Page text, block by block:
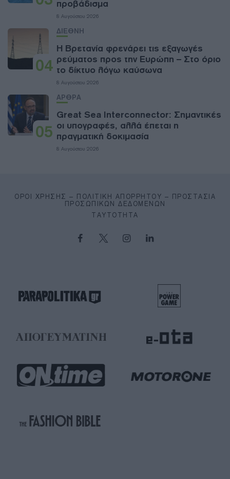
προβάδισμα
8 Αυγούστου 2026
04
ΔΙΕΘΝΗ
Η Βρετανία φρενάρει τις εξαγωγές
ρεύματος προς την Ευρώπη – Στο όριο
το δίκτυο λόγω καύσωνα
8 Αυγούστου 2026
05
ΑΡΘΡΑ
Great Sea Interconnector: Σημαντικές
οι υπογραφές, αλλά έπεται η
πραγματική δοκιμασία
8 Αυγούστου 2026
ΌΡΟΙ ΧΡΉΣΗΣ – ΠΟΛΙΤΙΚΉ ΑΠΟΡΡΉΤΟΥ – ΠΡΟΣΤΑΣΊΑ
ΠΡΟΣΩΠΙΚΏΝ ΔΕΔΟΜΈΝΩΝ
ΤΑΥΤΌΤΗΤΑ